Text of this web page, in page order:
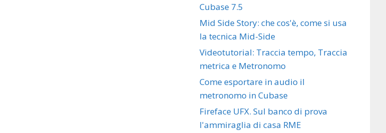
Cubase 7.5
Mid Side Story: che cos'è, come si usa
la tecnica Mid-Side
Videotutorial: Traccia tempo, Traccia
metrica e Metronomo
Come esportare in audio il
metronomo in Cubase
Fireface UFX. Sul banco di prova
l'ammiraglia di casa RME